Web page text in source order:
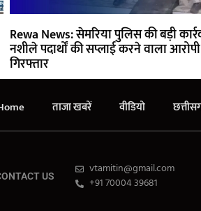
Rewa News: सेमरिया पुलिस की बड़ी
नशीले पदार्थों की सप्लाई करने वाला आरोपी
गिरफ्तार
ताजा खबरें वीडियो
US
vtamitin@gmail.com
+91 70004 39681